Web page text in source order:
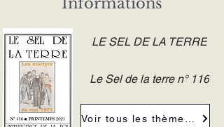
LE SEL DE LA TERRE
Le Sel de la terre n° 116